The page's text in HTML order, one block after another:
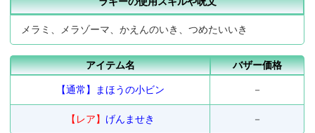
メラミ、メラゾーマ、かえんのいき、つめたいいき
アイテム名 バザー価格
【通常】 まほうの小ビン －
【レア】 げんませき －